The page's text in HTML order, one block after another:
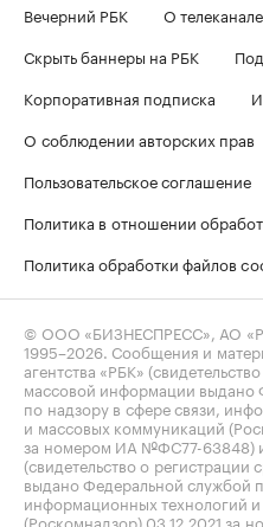
Вечерний РБК
О телеканале
Скрыть баннеры на РБК
Корпоративная подписка
О соблюдении авторских прав
Пользовательское соглашение
Политика в отношении
Политика обработки файлов
© ООО «БИЗНЕСПРЕСС», АО
1995–2026 . Сообщения и
агентства «РБК»
массовой информации выдано
по надзору в сфере связи,
и массовых коммуникаций
за номером ИА №ФС77-63848)
(свидетельство о
выдано Федеральной службой
информационных технологий
(Роскомнадзор) 03.12.2021